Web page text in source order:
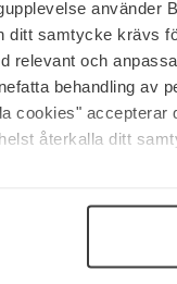
ditt samtycke krävs
relevant och
behandling av
cookies"
återkalla ditt
36 €
Mulberry Fine Liquid